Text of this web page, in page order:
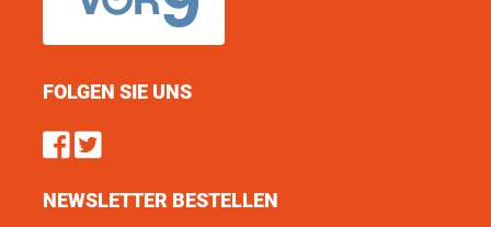
FOLGEN SIE UNS
Find us on Facebook
Follow us on Twitter
NEWSLETTER BESTELLEN